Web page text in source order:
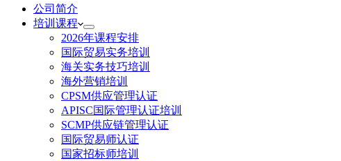
公司简介
培训课程
2026年课程安排
国际贸易实务培训
海关实务技巧培训
海外营销培训
CPSM供应管理认证
APISC国际管理认证培训
SCMP供应链管理认证
国际贸易师认证
国家招标师培训